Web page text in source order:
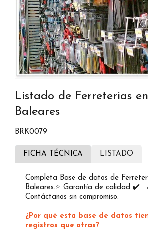
Listado de Ferreterias
Baleares
BRK0079
FICHA TÉCNICA LISTADO
Completa Base de datos de
Baleares.⭐️ Garantía de calidad ✔️
Contáctanos sin compromiso.
¿Por qué esta base de datos
registros que otras?